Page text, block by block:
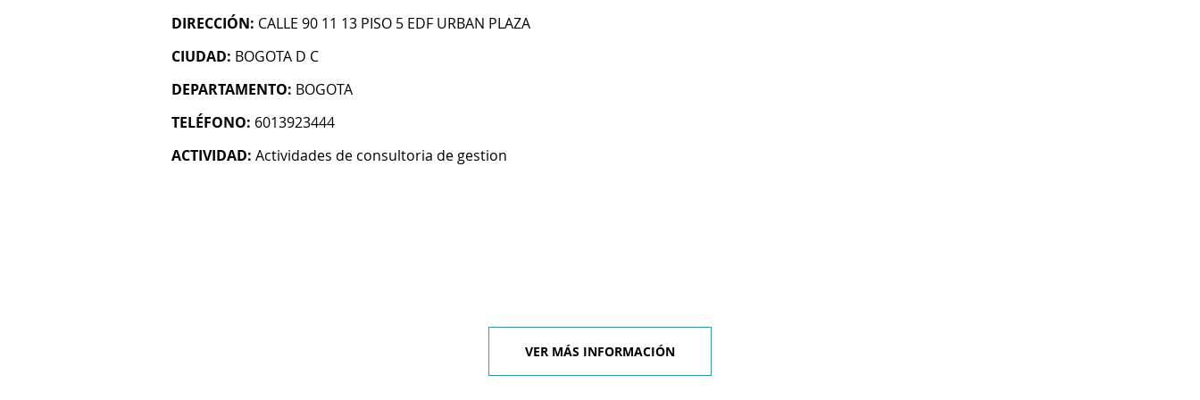
DIRECCIÓN: CALLE 90 11 13 PISO 5 EDF URBAN PLAZA
CIUDAD: BOGOTA D C
DEPARTAMENTO: BOGOTA
TELÉFONO: 6013923444
ACTIVIDAD: Actividades de consultoria de gestion
VER MÁS INFORMACIÓN